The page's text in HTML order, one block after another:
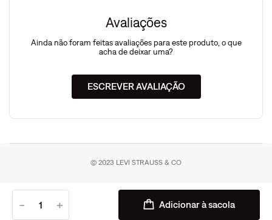
＋
－ Adicionar à sacola
Avaliações
Ainda não foram feitas avaliações para este produto, o que
acha de deixar uma?
ESCREVER AVALIAÇÃO
© 2023 LEVI STRAUSS & CO